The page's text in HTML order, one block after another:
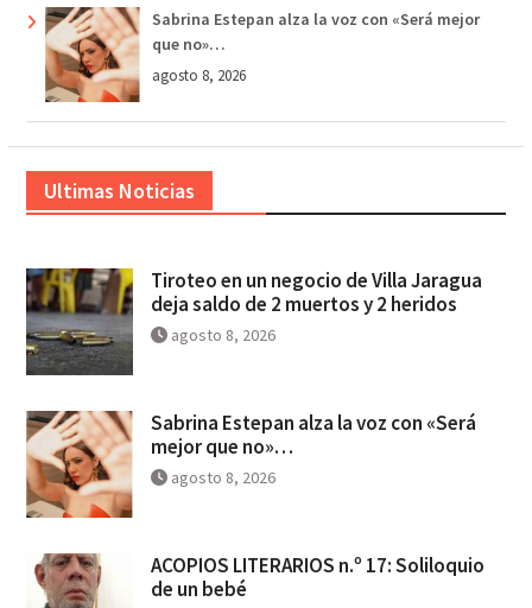
Sabrina Estepan alza la voz con «Será mejor
que no»…
agosto 8, 2026
Ultimas Noticias
Tiroteo en un negocio de Villa Jaragua
deja saldo de 2 muertos y 2 heridos
agosto 8, 2026
Sabrina Estepan alza la voz con «Será
mejor que no»…
agosto 8, 2026
ACOPIOS LITERARIOS n.º 17: Soliloquio
de un bebé